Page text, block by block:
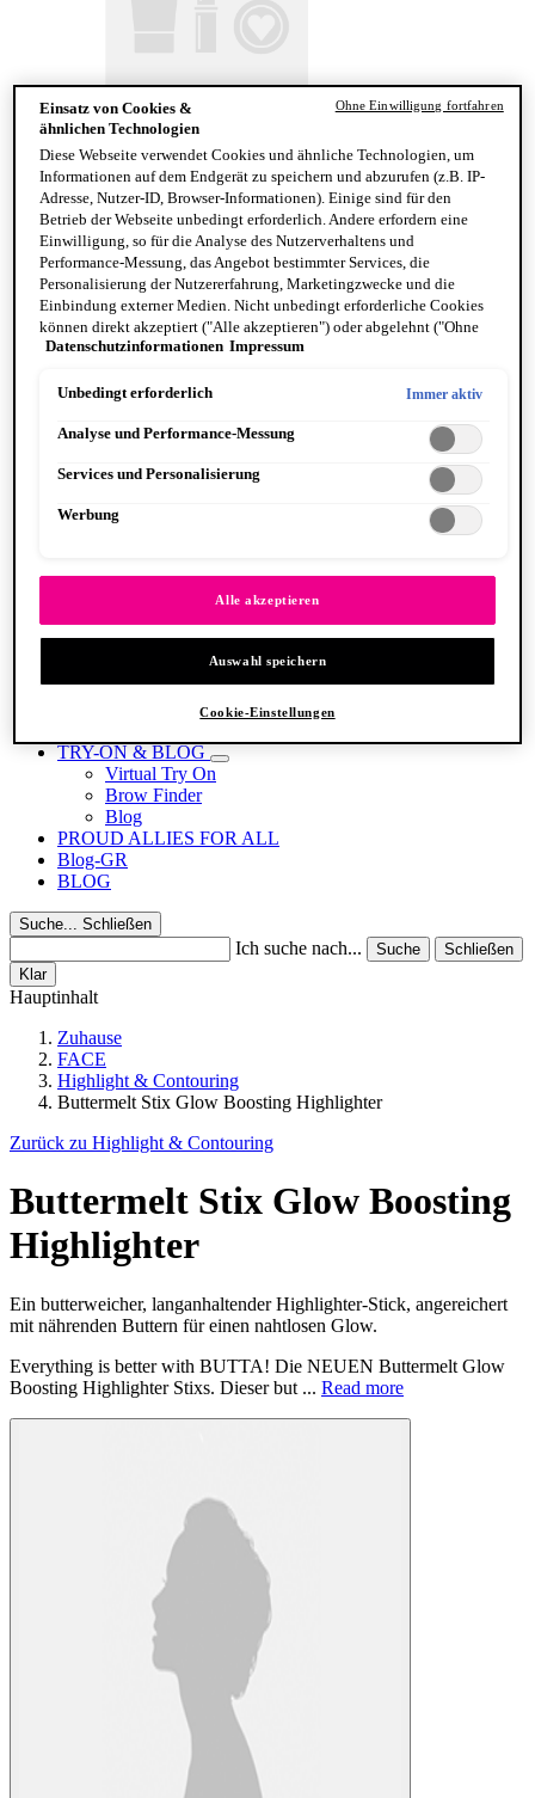
Wonder Snatch Setting Powder
Fat Cheeks
Body Oils
Fragrance
Body Butter + Lotion
Suga Baddie
PINSEL & TOOLS
Alle anzeigen PINSEL & TOOLS
Foundation Pinsel
Lidschatten Pinsel
Glitzer
Makeup Schwämme
TRY-ON & BLOG
Virtual Try On
Brow Finder
Blog
PROUD ALLIES FOR ALL
Blog-GR
BLOG
Suche... Schließen
Ich suche nach... Suche
Schließen
Klar
Hauptinhalt
Zuhause
FACE
Highlight & Contouring
Buttermelt Stix Glow Boosting Highlighter
Zurück zu Highlight & Contouring
Buttermelt Stix Glow Boosting
Highlighter
Ein butterweicher, langanhaltender Highlighter-Stick, angereichert
mit nährenden Buttern für einen nahtlosen Glow.
Everything is better with BUTTA! Die NEUEN Buttermelt Glow
Boosting Highlighter Stixs. Dieser but ... Read more
Einsatz von Cookies &
ähnlichen Technologien
Diese Webseite verwendet Cookies und ähnliche Technologien, um
Informationen auf dem Endgerät zu speichern und abzurufen (z.B. IP-
Adresse, Nutzer-ID, Browser-Informationen). Einige sind für den
Betrieb der Webseite unbedingt erforderlich. Andere erfordern eine
Einwilligung, so für die Analyse des Nutzerverhaltens und
Performance-Messung, das Angebot bestimmter Services, die
Personalisierung der Nutzererfahrung, Marketingzwecke und die
Einbindung externer Medien. Nicht unbedingt erforderliche Cookies
können direkt akzeptiert ("Alle akzeptieren") oder abgelehnt ("Ohne
Einwilligung fortfahren") werden. Individuelle Anpassungen der
speichern"). Die Auswahl kann jederzeit unter dem Link "Cookie-
Datenschutzinformationen.
Datenschutzinformationen Impressum
Unbedingt erforderlich Immer aktiv
Analyse und Performance-Messung
Services und Personalisierung
Werbung
Alle akzeptieren
Auswahl speichern
Cookie-Einstellungen
Ohne Einwilligung fortfahren